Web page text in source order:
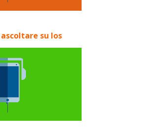
su Ios